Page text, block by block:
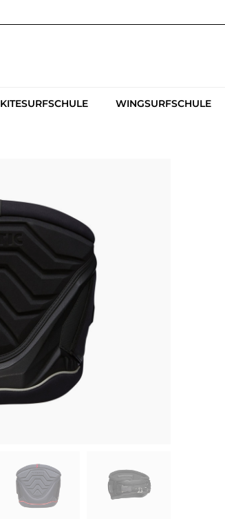
KITESURFSCHULE WINGSURFSCHULE